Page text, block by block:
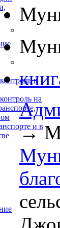
в
на
и в
→